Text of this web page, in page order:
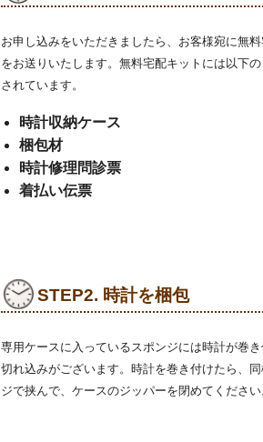
お申し込みをいただきましたら、お客様宛に無料
をお送りいたします。無料宅配キットには以下
されています。
時計収納ケース
梱包材
時計修理問診票
着払い伝票
STEP2. 時計を梱包
専用ケースに入っているスポンジには時計が巻
切れ込みがございます。時計を巻き付けたら、
ジで挟んで、ケースのジッパーを閉めてください